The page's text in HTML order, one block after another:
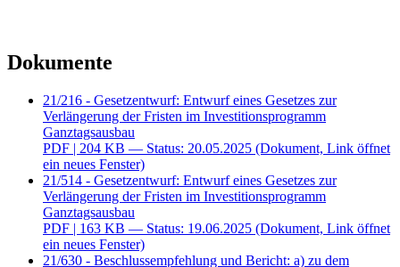
Dokumente
21/216 - Gesetzentwurf: Entwurf eines Gesetzes zur
Verlängerung der Fristen im Investitionsprogramm
Ganztagsausbau
PDF | 204 KB — Status: 20.05.2025 (Dokument, Link öffnet
ein neues Fenster)
21/514 - Gesetzentwurf: Entwurf eines Gesetzes zur
Verlängerung der Fristen im Investitionsprogramm
Ganztagsausbau
PDF | 163 KB — Status: 19.06.2025 (Dokument, Link öffnet
ein neues Fenster)
21/630 - Beschlussempfehlung und Bericht: a) zu dem